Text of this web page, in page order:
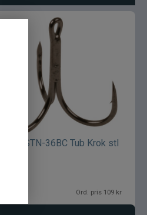
Owner STN-36BC Tub Krok stl
Ord. pris 109 kr